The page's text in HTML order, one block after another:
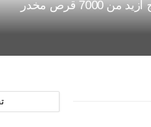
إحباط عملية ترويج أزيد من 7000 قرص مخدر